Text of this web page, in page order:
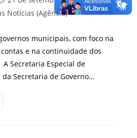
Notícias (Agência)
municipais, com foco na
e na continuidade dos
Secretaria Especial de
da Secretaria de Governo…